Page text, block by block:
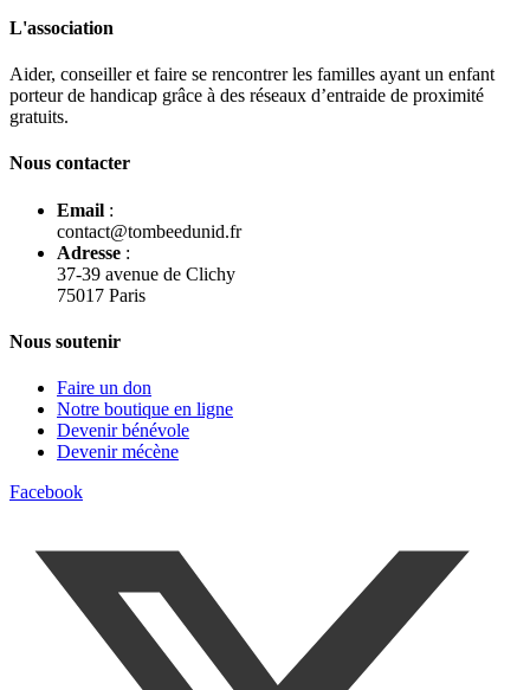
L'association
Aider, conseiller et faire se rencontrer les familles ayant un enfant
porteur de handicap grâce à des réseaux d’entraide de proximité
gratuits.
Nous contacter
Email :
contact@tombeedunid.fr
Adresse :
37-39 avenue de Clichy
75017 Paris
Nous soutenir
Faire un don
Notre boutique en ligne
Devenir bénévole
Devenir mécène
Facebook